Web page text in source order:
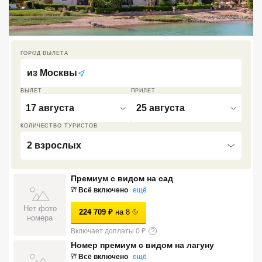
ВЫЛЕТ
17 августа
ПРИЛЕТ
25 августа
КОЛИЧЕСТВО ТУРИСТОВ
2 взрослых
ГОРОД ВЫЛЕТА
из Москвы
Нет фото
номера
Премиум с видом на сад
Всё включено ещё
224 709 ₽ на 8
Включает доплаты 0 ₽ ?
Номер премиум с видом на лагуну
Всё включено ещё
Кав Мин Воды
ТОП 10 лучших отелей 5*
ТОП 10 недорогих отелей
Недорогие отели 4*
звезды
Лучшие отели 3* звезды